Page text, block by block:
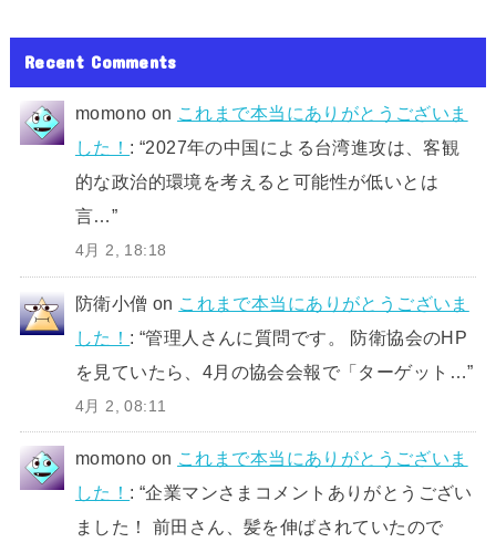
Recent Comments
momono on これまで本当にありがとうございま
した！ : “2027年の中国による台湾進攻は、客観
的な政治的環境を考えると可能性が低いとは
言…”
4月 2, 18:18
防衛小僧 on これまで本当にありがとうございま
した！ : “管理人さんに質問です。 防衛協会のHP
を見ていたら、4月の協会会報で「ターゲット…”
4月 2, 08:11
momono on これまで本当にありがとうございま
した！ : “企業マンさまコメントありがとうござい
ました！ 前田さん、髪を伸ばされていたので